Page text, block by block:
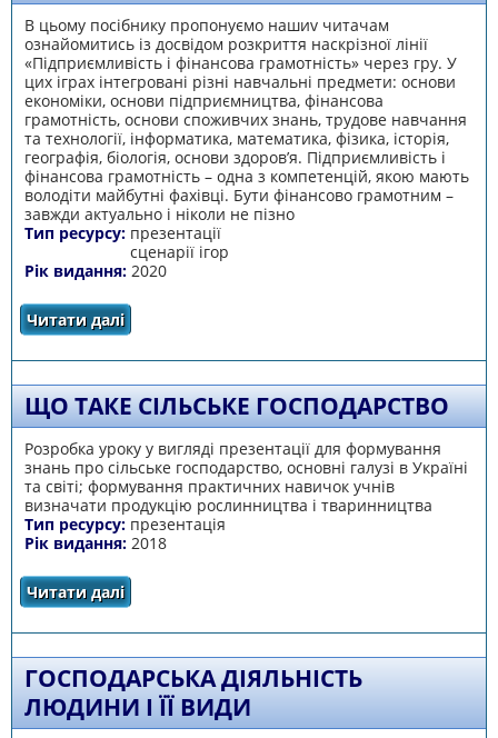
В цьому посібнику пропонуємо нашиv читачам
ознайомитись із досвідом розкриття наскрізної лінії
«Підприємливість і фінансова грамотність» через гру. У
цих іграх інтегровані різні навчальні предмети: основи
економіки, основи підприємництва, фінансова
грамотність, основи споживчих знань, трудове навчання
та технології, інформатика, математика, фізика, історія,
географія, біологія, основи здоров’я. Підприємливість і
фінансова грамотність – одна з компетенцій, якою мають
володіти майбутні фахівці. Бути фінансово грамотним –
завжди актуально і ніколи не пізно
Тип ресурсу: презентації
сценарії ігор
Рік видання: 2020
Читати далі
ЩО ТАКЕ СІЛЬСЬКЕ ГОСПОДАРСТВО
Розробка уроку у вигляді презентації для формування
знань про сільське господарство, основні галузі в Україні
та світі; формування практичних навичок учнів
визначати продукцію рослинництва і тваринництва
Тип ресурсу: презентація
Рік видання: 2018
Читати даліпро Що таке сільське господарство
ГОСПОДАРСЬКА ДІЯЛЬНІСТЬ
ЛЮДИНИ І ЇЇ ВИДИ